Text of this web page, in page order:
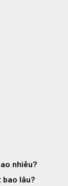
nhiêu?
bao lâu?